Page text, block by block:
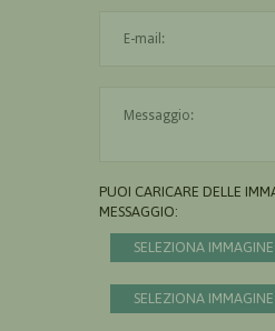
PUOI CARICARE DELLE
MESSAGGIO:
SELEZIONA
SELEZIONA